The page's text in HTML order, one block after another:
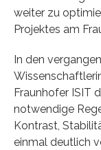
weiter zu
Projektes am
In den
Fraunhofer ISIT
notwendige
Kontrast,
einmal deutlich